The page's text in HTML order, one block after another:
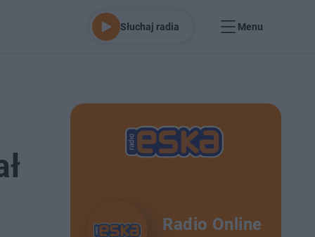
Słuchaj radia Menu
Radio Online